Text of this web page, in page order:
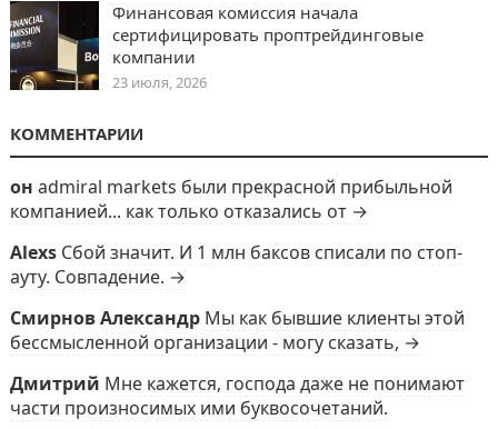
Финансовая комиссия начала
сертифицировать проптрейдинговые
компании
23 июля, 2026
КОММЕНТАРИИ
он admiral markets были прекрасной прибыльной
компанией... как только отказались от →
Alexs Сбой значит. И 1 млн баксов списали по стоп-
ауту. Совпадение. →
Смирнов Александр Мы как бывшие клиенты этой
бессмысленной организации - могу сказать, →
Дмитрий Мне кажется, господа даже не понимают
части произносимых ими буквосочетаний.